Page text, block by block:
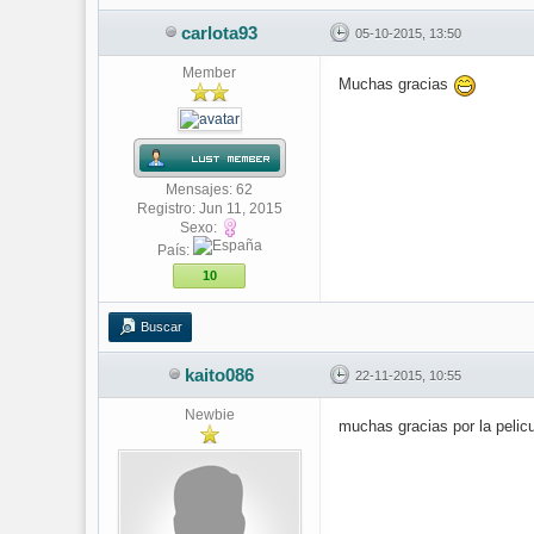
carlota93 05-10-2015, 13:50
Member
Mensajes: 62
Registro: Jun 11, 2015
Sexo:
País:
10
Muchas gracias
Buscar
kaito086 22-11-2015, 10:55
Newbie
muchas gracias por la